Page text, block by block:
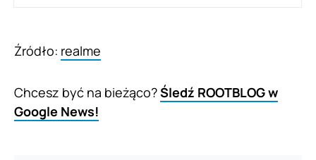
Źródło: realme
Chcesz być na bieżąco?Śledź ROOTBLOG w
Google News!